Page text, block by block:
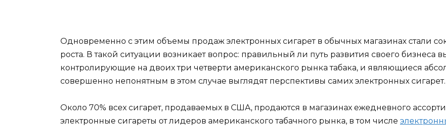
Одновременно с этим объемы продаж электронных сигарет в обычных магазинах стали
роста. В такой ситуации возникает вопрос: правильный ли путь развития своего бизнеса
контролирующие на двоих три четверти американского рынка табака, и являющиеся
совершенно непонятным в этом случае выглядят перспективы самих электронных сигарет.
Около 70% всех сигарет, продаваемых в США, продаются в магазинах ежедневного
электронные сигареты от лидеров американского табачного рынка, в том числе